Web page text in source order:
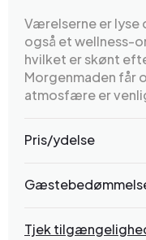
Værelserne er lyse
også et wellness-
hvilket er skønt
Morgenmaden får
atmosfære er
Pris/ydelse
Tjek